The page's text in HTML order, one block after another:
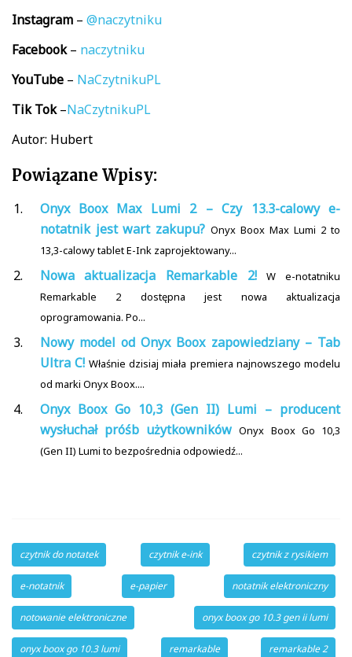
Instagram – @naczytniku
Facebook– naczytniku
YouTube – NaCzytnikuPL
Tik Tok–NaCzytnikuPL
Autor: Hubert
Powiązane Wpisy:
Onyx Boox Max Lumi 2 – Czy 13.3-calowy e-
notatnik jest wart zakupu? Onyx Boox Max Lumi 2 to
13,3-calowy tablet E-Ink zaprojektowany...
Nowa aktualizacja Remarkable 2!
W e-notatniku
Remarkable 2 dostępna jest nowa aktualizacja
oprogramowania. Po...
Nowy model od Onyx Boox zapowiedziany – Tab
Ultra C! Właśnie dzisiaj miała premiera najnowszego modelu
od marki Onyx Boox....
Onyx Boox Go 10,3 (Gen II) Lumi – producent
wysłuchał próśb użytkowników Onyx Boox Go 10,3
(Gen II) Lumi to bezpośrednia odpowiedź...
czytnik do notatek czytnik e-ink czytnik z rysikiem
e-notatnik e-papier notatnik elektroniczny
notowanie elektroniczne onyx boox go 10.3 gen ii lumi
onyx boox go 10.3 lumi remarkable remarkable 2